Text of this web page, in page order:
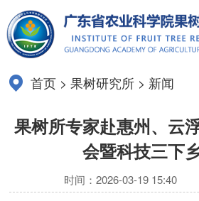
首页 >果树研究所 > 新闻
果树所专家赴惠州、云
会暨科技三下
时间：2026-03-19 15:40